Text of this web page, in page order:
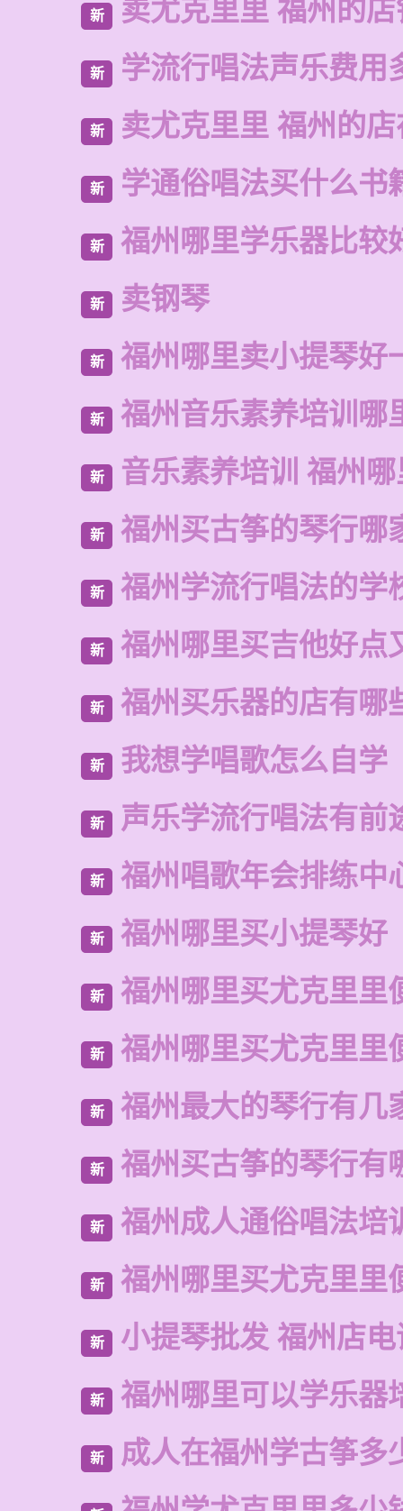
新 卖尤克里里 福州的
新 学流行唱法声乐费用
新 卖尤克里里 福州的
新 学通俗唱法买什么书
新 福州哪里学乐器比较
新 卖钢琴
新 福州哪里卖小提琴好
新 福州音乐素养培训哪
新 音乐素养培训 福州
新 福州买古筝的琴行哪
新 福州学流行唱法的学
新 福州哪里买吉他好点
新 福州买乐器的店有哪
新 我想学唱歌怎么自学
新 声乐学流行唱法有前
新 福州唱歌年会排练中
新 福州哪里买小提琴好
新 福州哪里买尤克里里
新 福州哪里买尤克里里
新 福州最大的琴行有几
新 福州买古筝的琴行有
新 福州成人通俗唱法培
新 福州哪里买尤克里里
新 小提琴批发 福州店
新 福州哪里可以学乐器
新 成人在福州学古筝多